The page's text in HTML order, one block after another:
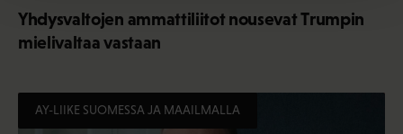
Yhdysvaltojen ammattiliitot nousevat Trumpin
mielivaltaa vastaan
AY-LIIKE SUOMESSA JA MAAILMALLA